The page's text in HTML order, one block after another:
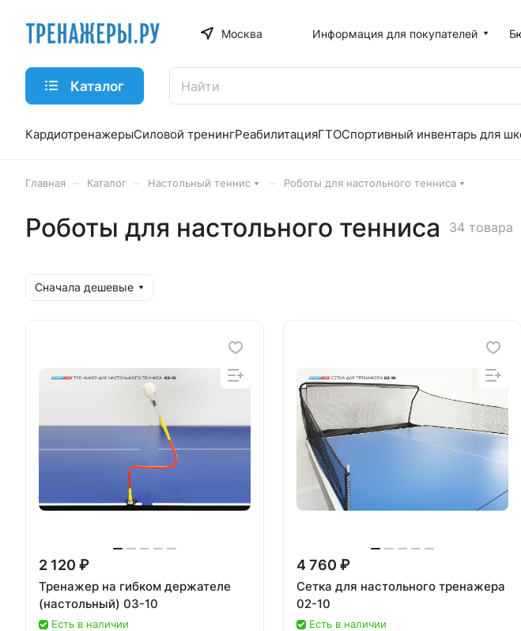
Москва Информация для покупателей
Каталог
КардиотренажерыСиловой тренингРеабилитацияГТОСпортивный инвентарь для
Главная Каталог Настольный теннис Роботы для настольного тенниса
Роботы для настольного тенниса 34 товара
Сначала дешевые
2 120 ₽
Тренажер на гибком держателе
(настольный) 03-10
Есть в наличии
4 760 ₽
Сетка для настольного тренажера
02-10
Есть в наличии